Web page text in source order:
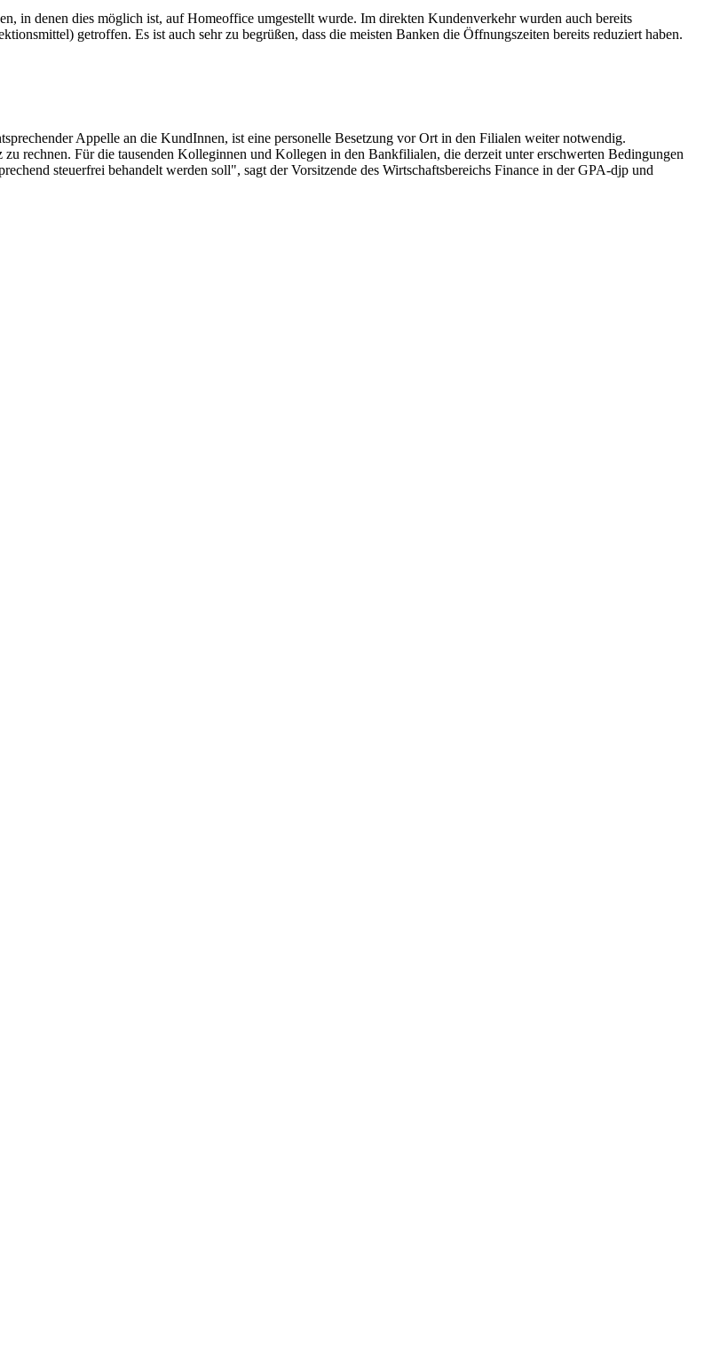
in denen dies möglich ist, auf Homeoffice umgestellt wurde. Im direkten Kundenverkehr wurden auch bereits
getroffen. Es ist auch sehr zu begrüßen, dass die meisten Banken die Öffnungszeiten bereits reduziert haben.
Appelle an die KundInnen, ist eine personelle Besetzung vor Ort in den Filialen weiter notwendig.
rechnen. Für die tausenden Kolleginnen und Kollegen in den Bankfilialen, die derzeit unter erschwerten Bedingungen
steuerfrei behandelt werden soll", sagt der Vorsitzende des Wirtschaftsbereichs Finance in der GPA-djp und